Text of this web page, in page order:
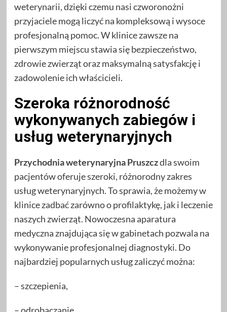
weterynarii, dzięki czemu nasi czworonożni
przyjaciele mogą liczyć na kompleksową i wysoce
profesjonalną pomoc. W klinice zawsze na
pierwszym miejscu stawia się bezpieczeństwo,
zdrowie zwierząt oraz maksymalną satysfakcję i
zadowolenie ich właścicieli.
Szeroka różnorodność
wykonywanych zabiegów i
usług weterynaryjnych
Przychodnia weterynaryjna Pruszczdla swoim
pacjentów oferuje szeroki, różnorodny zakres
usług weterynaryjnych. To sprawia, że możemy w
klinice zadbać zarówno o profilaktykę, jak i leczenie
naszych zwierząt. Nowoczesna aparatura
medyczna znajdująca się w gabinetach pozwala na
wykonywanie profesjonalnej diagnostyki. Do
najbardziej popularnych usług zaliczyć można:
– szczepienia,